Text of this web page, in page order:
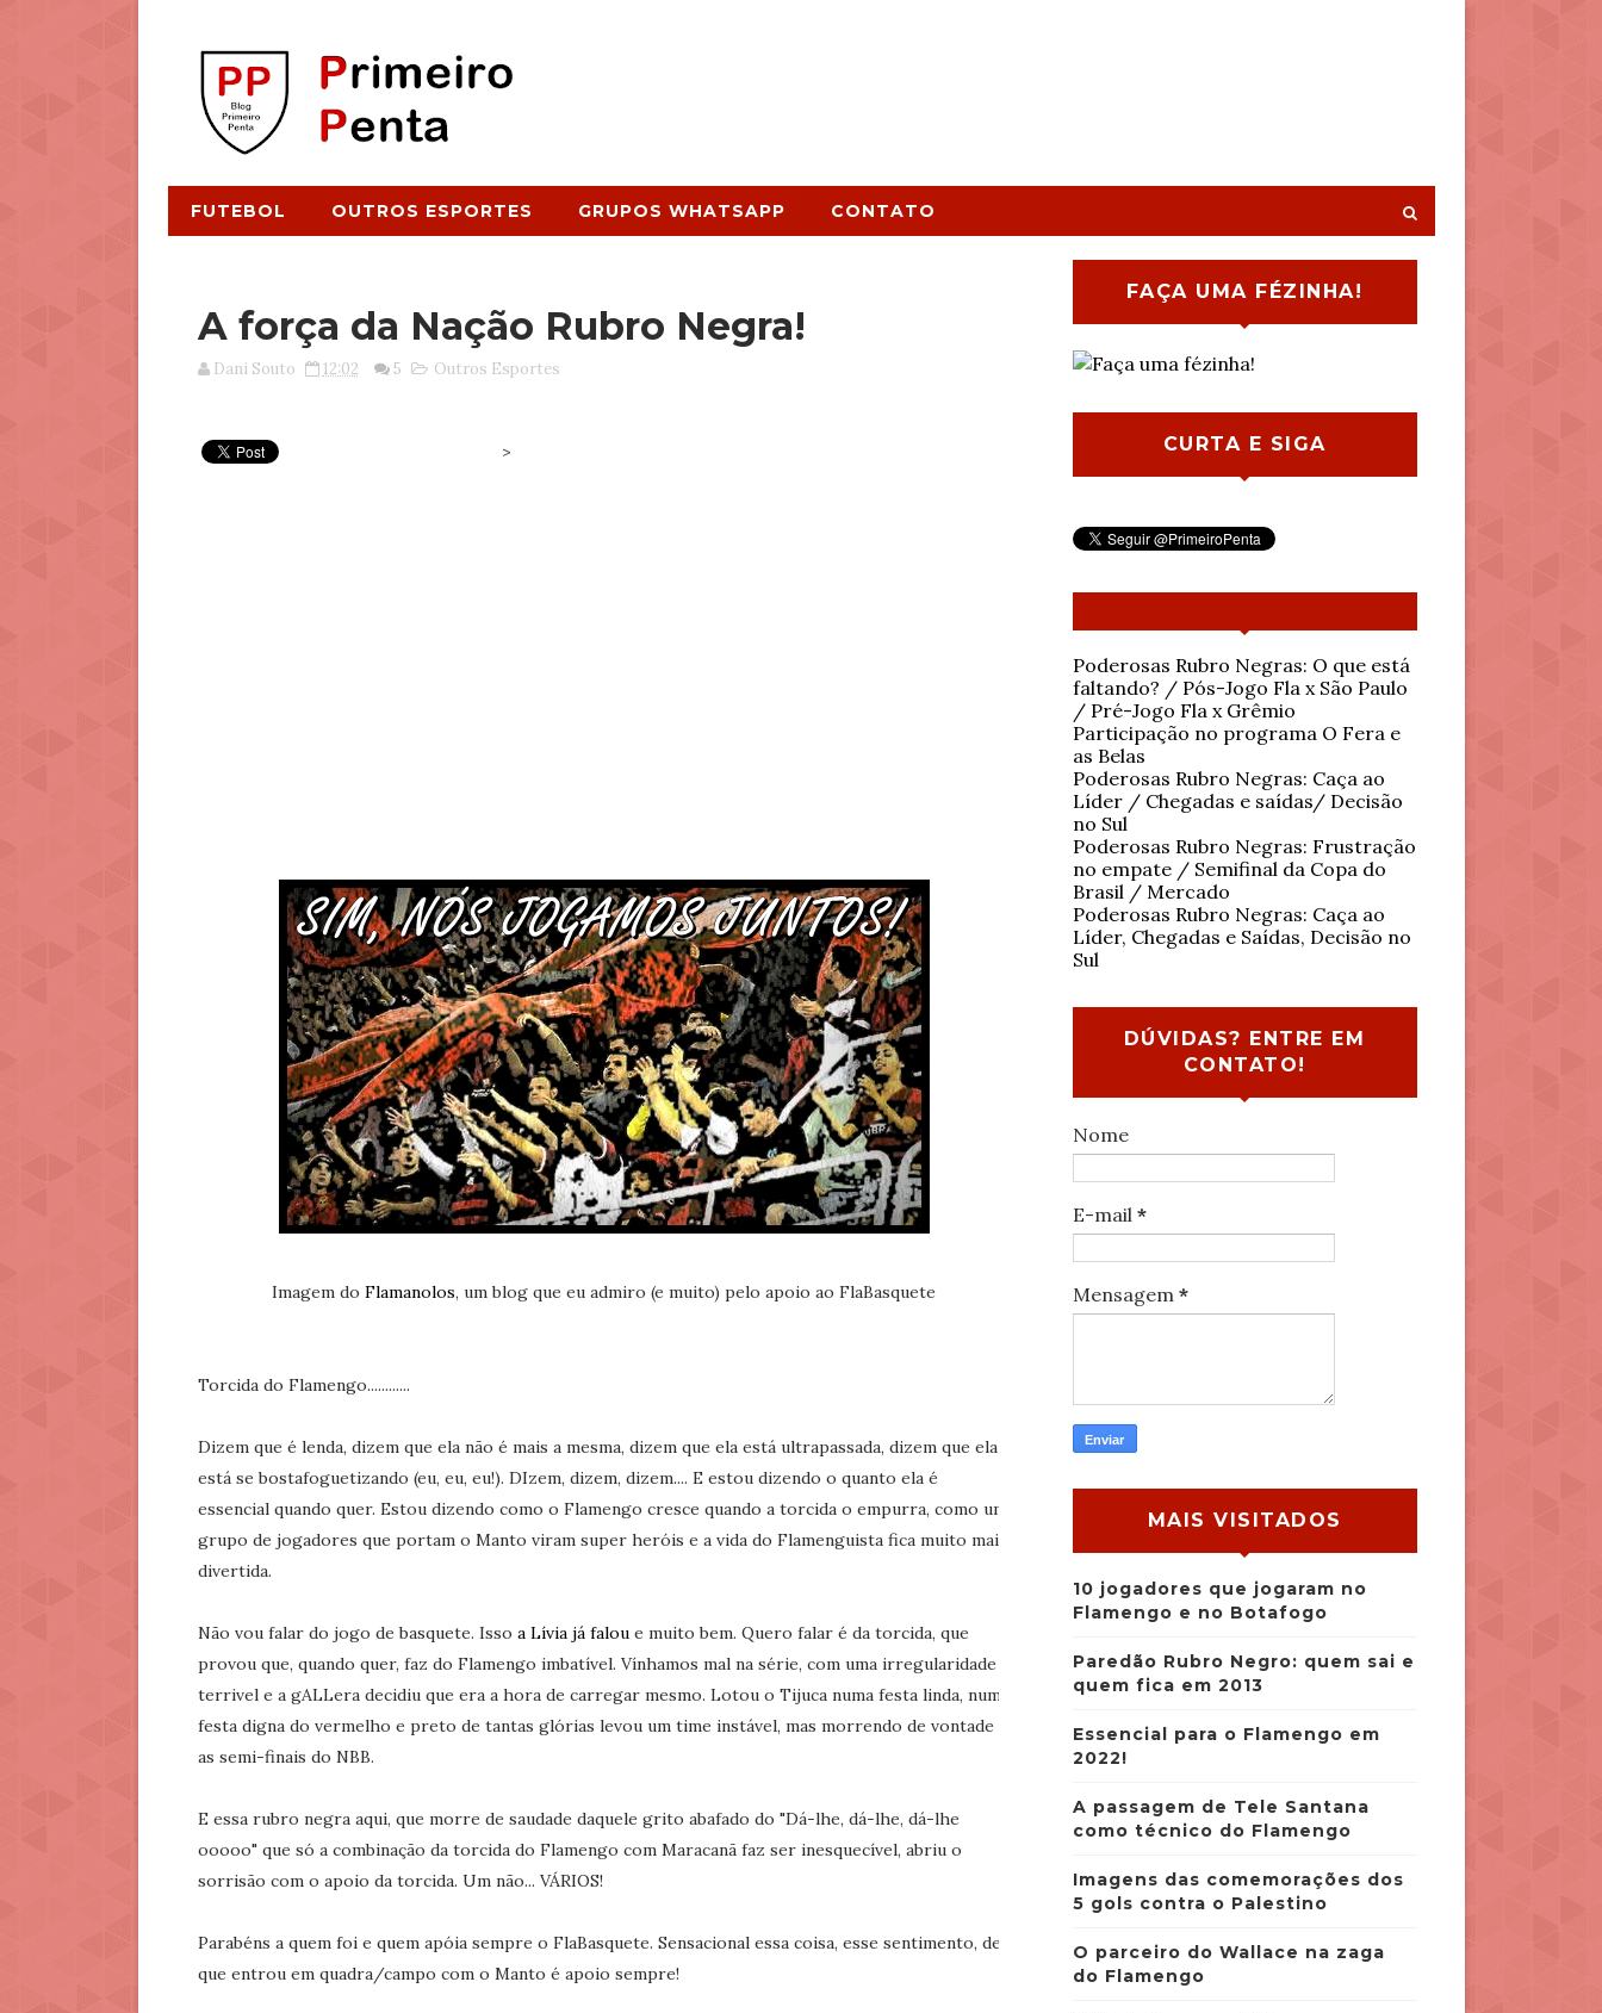
FUTEBOL OUTROS ESPORTES GRUPOS WHATSAPP CONTATO
A força da Nação Rubro Negra!
Dani Souto 12:02 5 Outros Esportes
>
Imagem doFlamanolos, um blog que eu admiro (e muito) pelo apoio ao FlaBasquete
Torcida do Flamengo............
Dizem que é lenda, dizem que ela não é mais a mesma, dizem que ela está ultrapassada, dizem que ela
está se bostafoguetizando (eu, eu, eu!). DIzem, dizem, dizem.... E estou dizendo o quanto ela é
essencial quando quer. Estou dizendo como o Flamengo cresce quando a torcida o empurra, como um
grupo de jogadores que portam o Manto viram super heróis e a vida do Flamenguista fica muito mais
divertida.
Não vou falar do jogo de basquete. Isso a Lívia já faloue muito bem. Quero falar é da torcida, que
provou que, quando quer, faz do Flamengo imbatível. Vínhamos mal na série, com uma irregularidade
terrivel e a gALLera decidiu que era a hora de carregar mesmo. Lotou o Tijuca numa festa linda, numa
festa digna do vermelho e preto de tantas glórias levou um time instável, mas morrendo de vontade
as semi-finais do NBB.
E essa rubro negra aqui, que morre de saudade daquele grito abafado do "Dá-lhe, dá-lhe, dá-lhe
ooooo" que só a combinação da torcida do Flamengo com Maracanã faz ser inesquecível, abriu o
sorrisão com o apoio da torcida. Um não... VÁRIOS!
Parabéns a quem foi e quem apóia sempre o FlaBasquete. Sensacional essa coisa, esse sentimento, de
que entrou em quadra/campo com o Manto é apoio sempre!
FAÇA UMA FÉZINHA!
CURTA E SIGA
Poderosas Rubro Negras: O que está
faltando? / Pós-Jogo Fla x São Paulo
/ Pré-Jogo Fla x Grêmio
Participação no programa O Fera e
as Belas
Poderosas Rubro Negras: Caça ao
Líder / Chegadas e saídas/ Decisão
no Sul
Poderosas Rubro Negras: Frustração
no empate / Semifinal da Copa do
Brasil / Mercado
Poderosas Rubro Negras: Caça ao
Líder, Chegadas e Saídas, Decisão no
Sul
DÚVIDAS? ENTRE EM
CONTATO!
Nome
E-mail *
Mensagem *
MAIS VISITADOS
10 jogadores que jogaram no
Flamengo e no Botafogo
Paredão Rubro Negro: quem sai e
quem fica em 2013
Essencial para o Flamengo em
2022!
A passagem de Tele Santana
como técnico do Flamengo
Imagens das comemorações dos
5 gols contra o Palestino
O parceiro do Wallace na zaga
do Flamengo